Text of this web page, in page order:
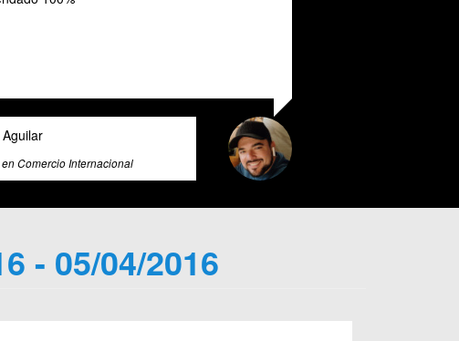
Comercio Internacional
- 05/04/2016